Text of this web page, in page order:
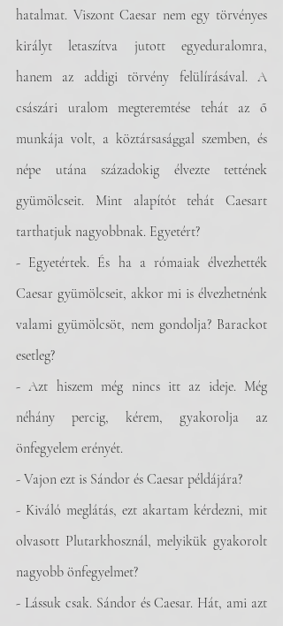
hatalmat. Viszont Caesar nem egy törvényes
királyt letaszítva jutott egyeduralomra,
hanem az addigi törvény felülírásával. A
császári uralom megteremtése tehát az ő
munkája volt, a köztársasággal szemben, és
népe utána századokig élvezte tettének
gyümölcseit. Mint alapítót tehát Caesart
tarthatjuk nagyobbnak. Egyetért?
- Egyetértek. És ha a rómaiak élvezhették
Caesar gyümölcseit, akkor mi is élvezhetnénk
valami gyümölcsöt, nem gondolja? Barackot
esetleg?
- Azt hiszem még nincs itt az ideje. Még
néhány percig, kérem, gyakorolja az
önfegyelem erényét.
- Vajon ezt is Sándor és Caesar példájára?
- Kiváló meglátás, ezt akartam kérdezni, mit
olvasott Plutarkhosznál, melyikük gyakorolt
nagyobb önfegyelmet?
- Lássuk csak. Sándor és Caesar. Hát, ami azt